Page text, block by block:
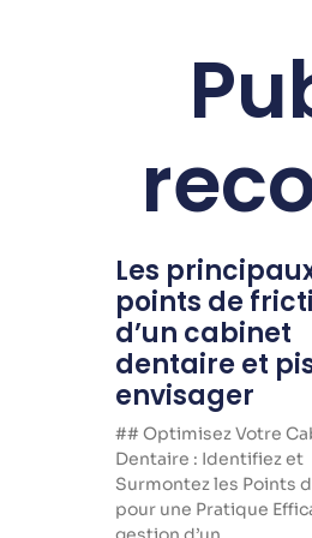
Les
points de
d’un cabinet
dentaire et
envisager
## Optimisez Votre
Dentaire : Identifiez et
Surmontez les Points
pour une Pratique